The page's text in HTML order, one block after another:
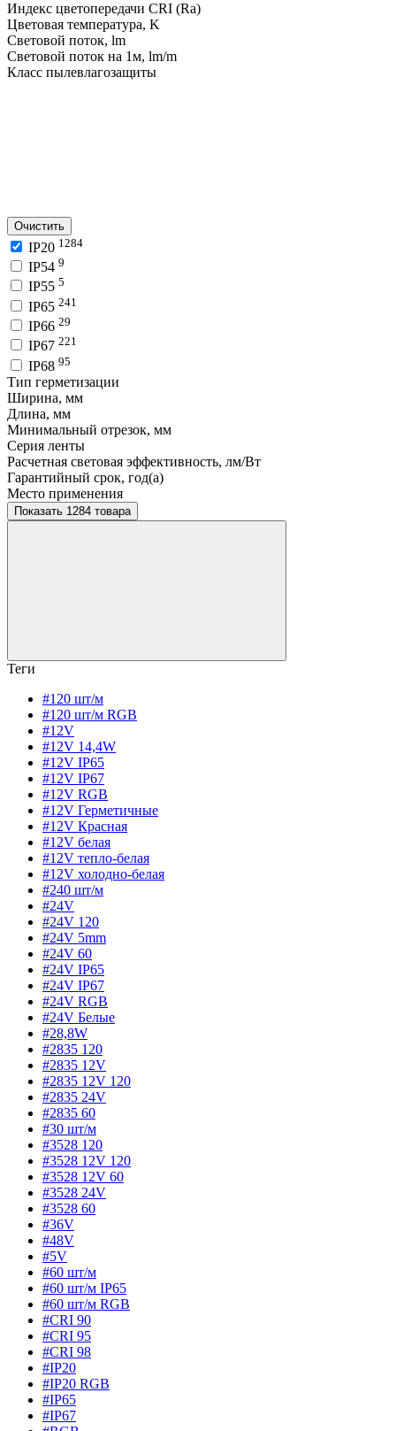
Индекс цветопередачи CRI (Ra)
Цветовая температура, K
Световой поток, lm
Световой поток на 1м, lm/m
Класс пылевлагозащиты
Очистить
IP20 1284
IP54 9
IP55 5
IP65 241
IP66 29
IP67 221
IP68 95
Тип герметизации
Ширина, мм
Длина, мм
Минимальный отрезок, мм
Серия ленты
Расчетная световая эффективность, лм/Вт
Гарантийный срок, год(а)
Место применения
Показать 1284 товара
Теги
#120 шт/м
#120 шт/м RGB
#12V
#12V 14,4W
#12V IP65
#12V IP67
#12V RGB
#12V Герметичные
#12V Красная
#12V белая
#12V тепло-белая
#12V холодно-белая
#240 шт/м
#24V
#24V 120
#24V 5mm
#24V 60
#24V IP65
#24V IP67
#24V RGB
#24V Белые
#28,8W
#2835 120
#2835 12V
#2835 12V 120
#2835 24V
#2835 60
#30 шт/м
#3528 120
#3528 12V 120
#3528 12V 60
#3528 24V
#3528 60
#36V
#48V
#5V
#60 шт/м
#60 шт/м IP65
#60 шт/м RGB
#CRI 90
#CRI 95
#CRI 98
#IP20
#IP20 RGB
#IP65
#IP67